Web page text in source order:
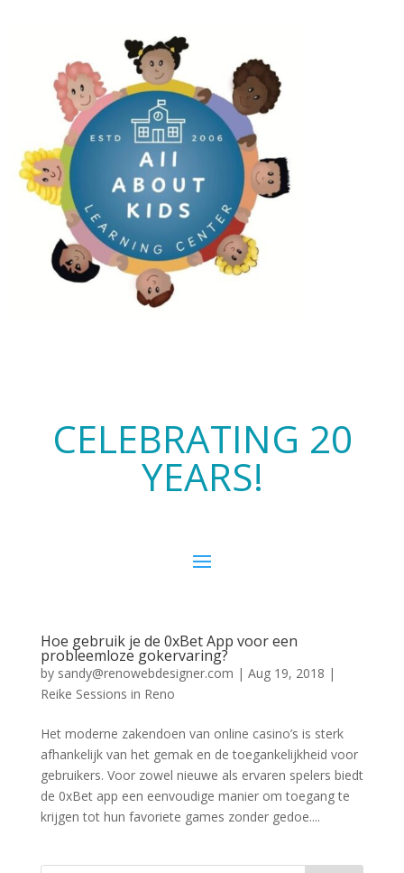
CELEBRATING 20
YEARS!
Hoe gebruik je de 0xBet App voor een
probleemloze gokervaring?
by sandy@renowebdesigner.com | Aug 19, 2018 |
Reike Sessions in Reno
Het moderne zakendoen van online casino’s is sterk
afhankelijk van het gemak en de toegankelijkheid voor
gebruikers. Voor zowel nieuwe als ervaren spelers biedt
de 0xBet app een eenvoudige manier om toegang te
krijgen tot hun favoriete games zonder gedoe....